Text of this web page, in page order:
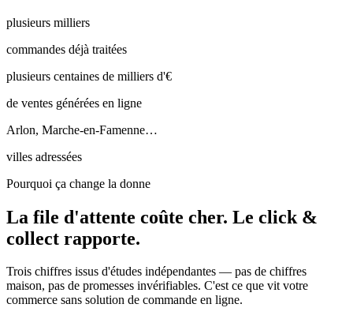
plusieurs milliers
commandes déjà traitées
plusieurs centaines de milliers d'€
de ventes générées en ligne
Arlon, Marche-en-Famenne…
villes adressées
Pourquoi ça change la donne
La file d'attente coûte cher. Le click &
collect rapporte.
Trois chiffres issus d'études indépendantes — pas de chiffres
maison, pas de promesses invérifiables. C'est ce que vit votre
commerce sans solution de commande en ligne.